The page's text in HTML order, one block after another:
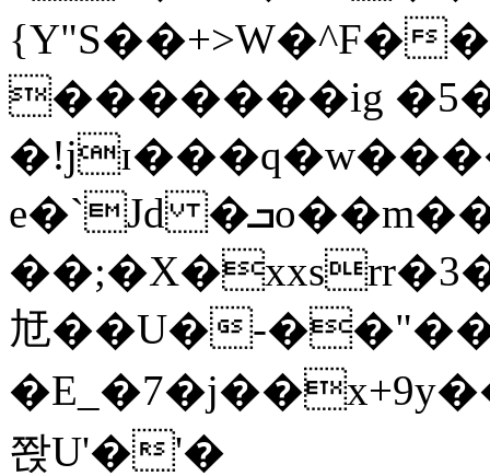
{Y"S��+>W�^F�
�������ig
e�`Jd �ܒo��m��1��d|
㝼��U�-
쫝U'�'�